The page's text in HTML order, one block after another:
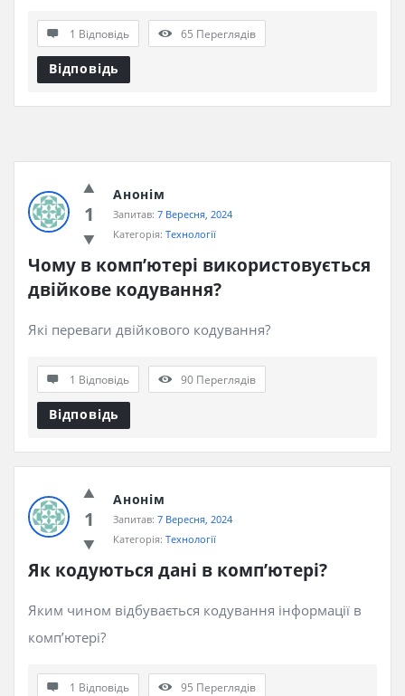
1 Відповідь 65 Переглядів
Відповідь
1
Анонім
Запитав: 7 Вересня, 2024
Категорія: Технології
Чому в комп’ютері використовується
двійкове кодування?
Які переваги двійкового кодування?
1 Відповідь 90 Переглядів
Відповідь
1
Анонім
Запитав: 7 Вересня, 2024
Категорія: Технології
Як кодуються дані в комп’ютері?
Яким чином відбувається кодування інформації в
комп’ютері?
1 Відповідь 95 Переглядів